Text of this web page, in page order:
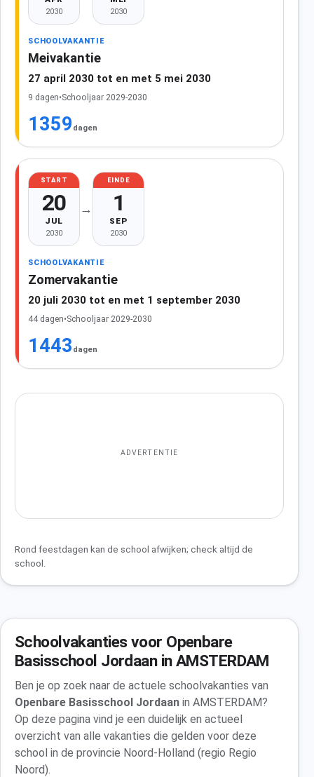
2030 2030
SCHOOLVAKANTIE
Meivakantie
27 april 2030 tot en met 5 mei 2030
9 dagen•Schooljaar 2029-2030
1359 dagen
START
20
JUL
2030
→
EINDE
1
SEP
2030
SCHOOLVAKANTIE
Zomervakantie
20 juli 2030 tot en met 1 september 2030
44 dagen•Schooljaar 2029-2030
1443 dagen
ADVERTENTIE
Rond feestdagen kan de school afwijken; check altijd de
school.
Schoolvakanties voor Openbare
Basisschool Jordaan in AMSTERDAM
Ben je op zoek naar de actuele schoolvakanties van
Openbare Basisschool Jordaan in AMSTERDAM?
Op deze pagina vind je een duidelijk en actueel
overzicht van alle vakanties die gelden voor deze
school in de provincie Noord-Holland (regio Regio
Noord).